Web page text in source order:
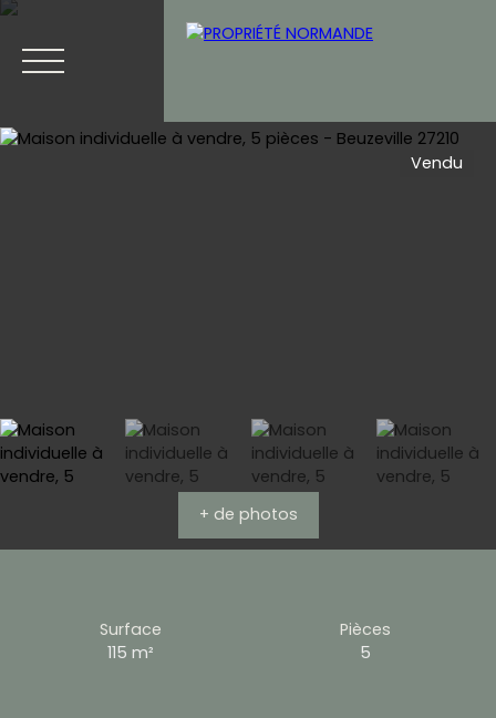
Vendu
+ de photos
Surface
115m²
Pièces
5